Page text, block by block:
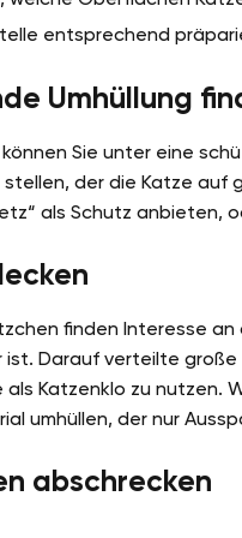
entsprechend
Umhüllung
Sie unter eine
der die Katze auf
als Schutz anbieten,
finden Interesse
Darauf verteilte große
Katzenklo zu nutzen.
umhüllen, der nur
abschrecken